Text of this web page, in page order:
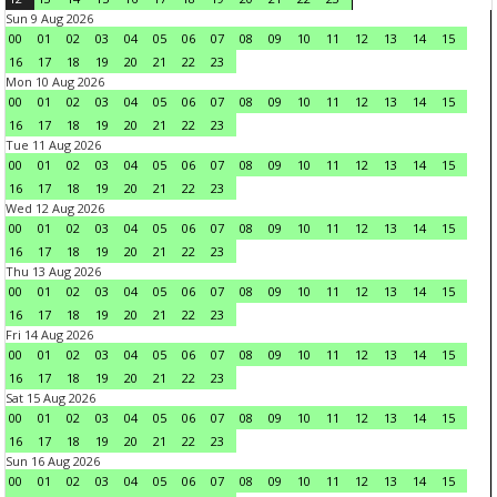
Sun 9 Aug 2026
00
01 02 03 04 05 06 07 08 09 10 11 12 13 14
15
16
17 18 19 20 21 22
23
Mon 10 Aug 2026
00
01 02 03 04 05 06 07 08 09 10 11 12 13 14
15
16
17 18 19 20 21 22
23
Tue 11 Aug 2026
00
01 02 03 04 05 06 07 08 09 10 11 12 13 14
15
16
17 18 19 20 21 22
23
Wed 12 Aug 2026
00
01 02 03 04 05 06 07 08 09 10 11 12 13 14
15
16
17 18 19 20 21 22
23
Thu 13 Aug 2026
00
01 02 03 04 05 06 07 08 09 10 11 12 13 14
15
16
17 18 19 20 21 22
23
Fri 14 Aug 2026
00
01 02 03 04 05 06 07 08 09 10 11 12 13 14
15
16
17 18 19 20 21 22
23
Sat 15 Aug 2026
00
01 02 03 04 05 06 07 08 09 10 11 12 13 14
15
16
17 18 19 20 21 22
23
Sun 16 Aug 2026
00
01 02 03 04 05 06 07 08 09 10 11 12 13 14
15